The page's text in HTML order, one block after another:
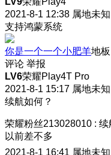
2021-8-1 12:38 属地未知
支持鸿蒙系统
你是一个一个小肥羊地板
评论 举报
LV6荣耀Play4T Pro
2021-8-1 15:17 属地未知
续航如何？
荣耀粉丝213028010 : 续
以前差不多
2021-8-1 16:41 属地未知